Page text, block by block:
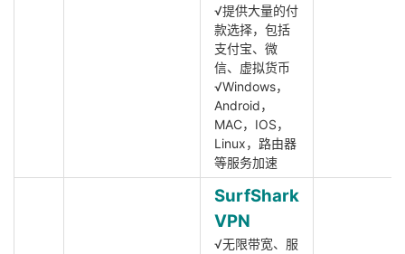
√提供大量的付
款选择，包括
支付宝、微
信、虚拟货币
√Windows，
Android，
MAC，IOS，
Linux，路由器
等服务加速
SurfShark
VPN
√无限带宽、服